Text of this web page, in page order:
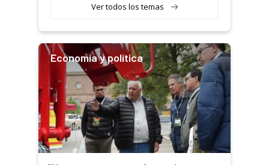
Ver todos los temas
Economía y política